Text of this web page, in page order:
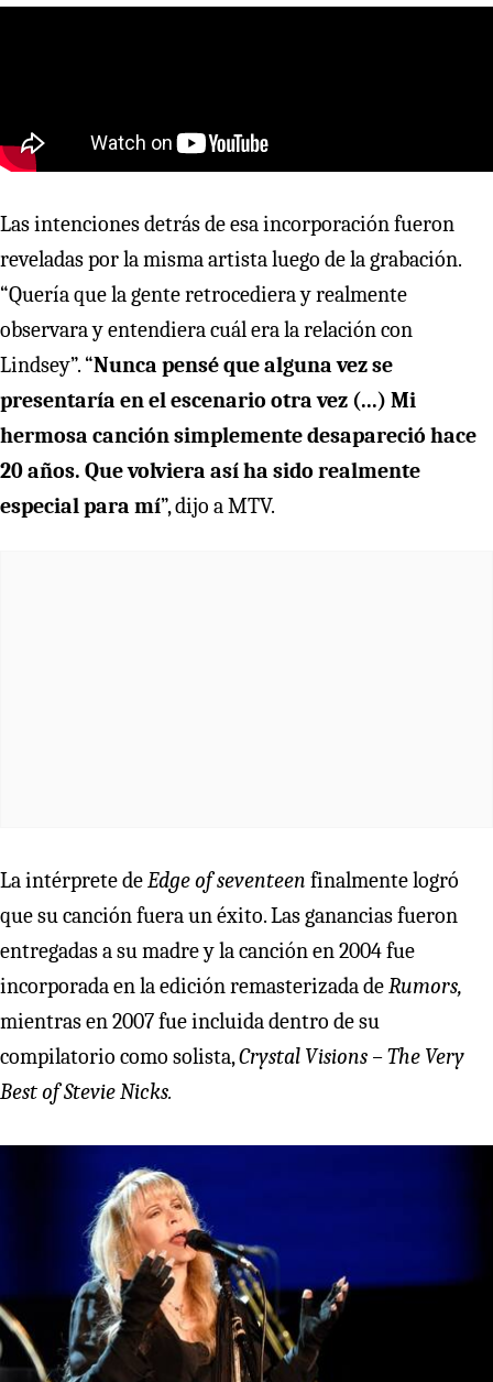
Las intenciones detrás de esa incorporación fueron
reveladas por la misma artista luego de la grabación.
“Quería que la gente retrocediera y realmente
observara y entendiera cuál era la relación con
Lindsey”. “Nunca pensé que alguna vez se
presentaría en el escenario otra vez (...) Mi
hermosa canción simplemente desapareció hace
20 años. Que volviera así ha sido realmente
especial para mí”, dijo a MTV.
La intérprete deEdge of seventeen finalmente logró
que su canción fuera un éxito. Las ganancias fueron
entregadas a su madre y la canción en 2004 fue
incorporada en la edición remasterizada deRumors,
mientras en 2007 fue incluida dentro de su
compilatorio como solista,Crystal Visions – The Very
Best of Stevie Nicks.